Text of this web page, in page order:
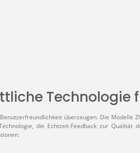
überzeugen. Die Modelle
die Echtzeit-Feedback zur Qualität